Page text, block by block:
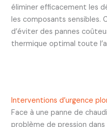
éliminer efficacement les
les composants sensibles.
d’éviter des pannes
thermique optimal toute
Interventions d’urgence
Face à une panne de
problème de pression dans